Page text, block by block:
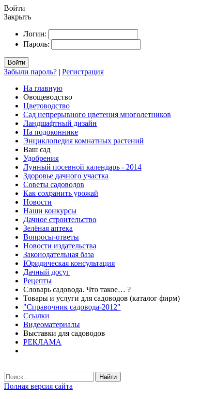
Войти
Закрыть
Логин:
Пароль:
Войти
Забыли пароль? | Регистрация
На главную
Овощеводство
Цветоводство
Сад непрерывного цветения многолетников
Ландшафтный дизайн
На подоконнике
Энциклопедия комнатных растений
Ваш сад
Удобрения
Лунный посевной календарь - 2014
Здоровье дачного участка
Советы садоводов
Как сохранить урожай
Новости
Наши конкурсы
Дачное строительство
Зелёная аптека
Вопросы-ответы
Новости издательства
Законодательная база
Юридическая консультация
Дачный досуг
Рецепты
Словарь садовода. Что такое… ?
Товары и услуги для садоводов (каталог фирм)
"Справочник садовода-2012"
Ссылки
Видеоматериалы
Выставки для садоводов
РЕКЛАМА
Найти
Полная версия сайта